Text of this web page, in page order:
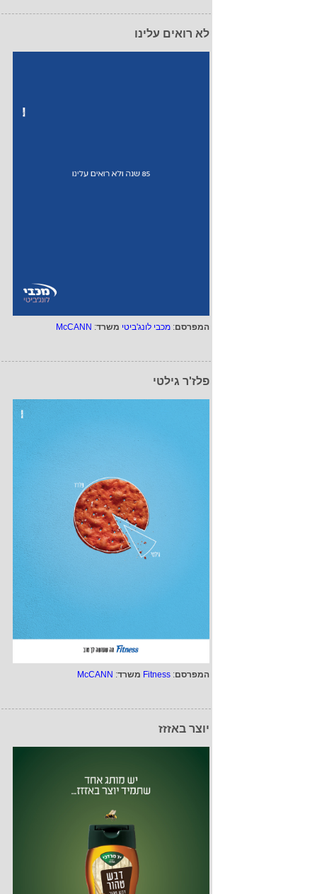
לא רואים עלינו
המפרסם: מכבי לונג'ביטי משרד:
McCANN
פלז'ר גילטי
המפרסם:
Fitness משרד:
McCANN
יוצר באזזז